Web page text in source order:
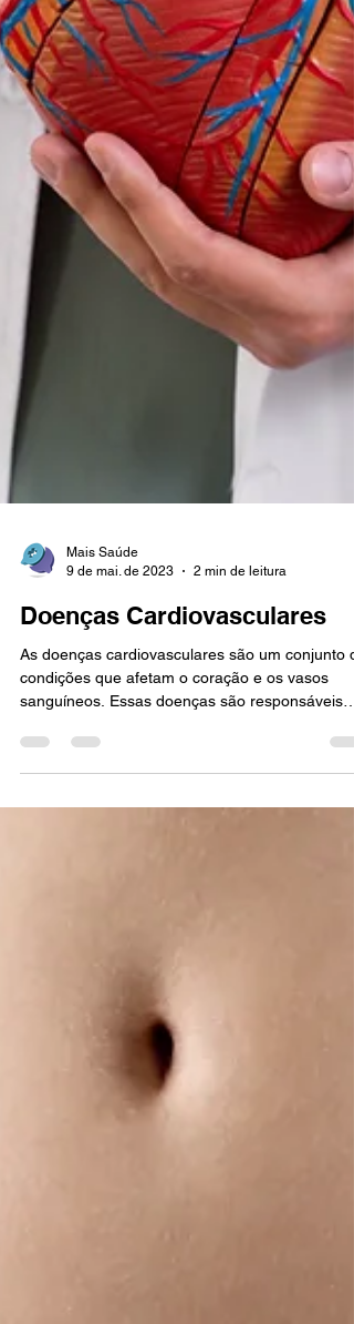
9 de mai. de 2023
2 min de leitura
Doenças Cardiovasculares
As doenças cardiovasculares são um conjunto
sanguíneos. Essas doenças são responsáveis